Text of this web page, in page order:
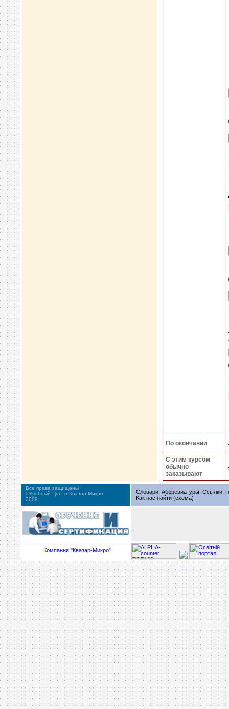
По окончании
С этим курсом
обычно
заказывают
Все права защищены
©Учебный Центр Квазар-Микро
2009
Словари, Аббревиатуры, Ссылки,
Как нас найти (схема)
Компания "Квазар-Микро"